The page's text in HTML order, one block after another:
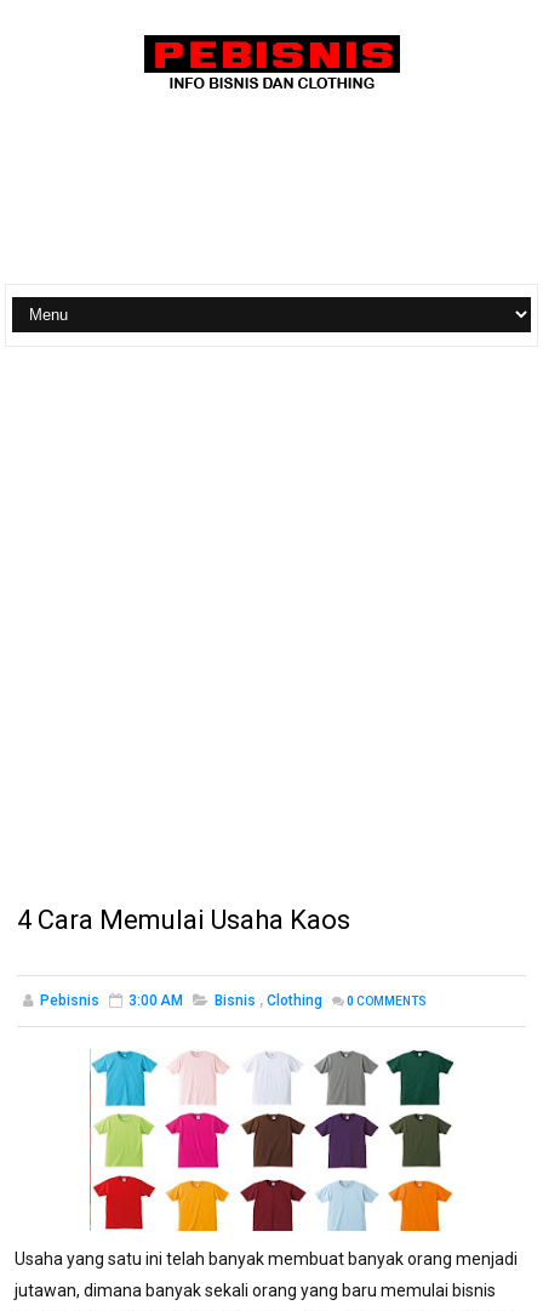
4 Cara Memulai Usaha Kaos
Pebisnis 3:00 AM Bisnis , Clothing 0 COMMENTS
Usaha yang satu ini telah banyak membuat banyak orang menjadi
jutawan, dimana banyak sekali orang yang baru memulai bisnis